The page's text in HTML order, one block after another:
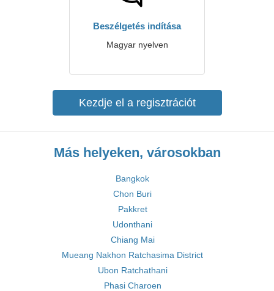
Beszélgetés indítása
Magyar nyelven
Kezdje el a regisztrációt
Más helyeken, városokban
Bangkok
Chon Buri
Pakkret
Udonthani
Chiang Mai
Mueang Nakhon Ratchasima District
Ubon Ratchathani
Phasi Charoen